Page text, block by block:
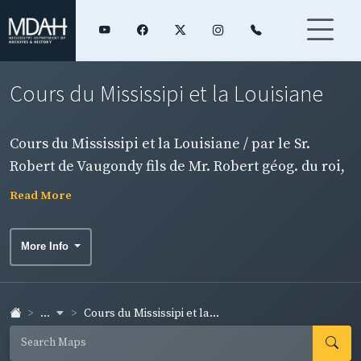
Cours du Mississipi et la Louisiane
Cours du Mississipi et la Louisiane / par le Sr.
Robert de Vaugondy fils de Mr. Robert géog. du roi,
1749.
Read More
More Info
... Cours du Mississipi et la...